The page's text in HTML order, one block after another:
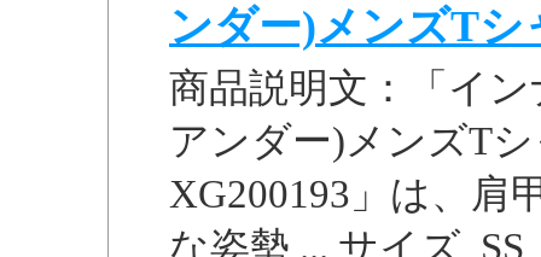
ンダー)メンズTシ
商品説明文：「イ
アンダー)メンズT
XG200193」は、肩
な姿勢 ... サイズ,